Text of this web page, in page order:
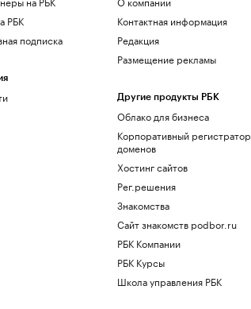
РБК
подписка
Контактная информация
Редакция
Размещение рекламы
Другие продукты РБК
Облако для бизнеса
Корпоративный регистратор
доменов
Хостинг сайтов
Рег.решения
Знакомства
Сайт знакомств podbor.ru
РБК Компании
РБК Курсы
Школа управления РБК